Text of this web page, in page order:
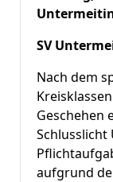
SV
Nach dem
Geschehen
aufgrund